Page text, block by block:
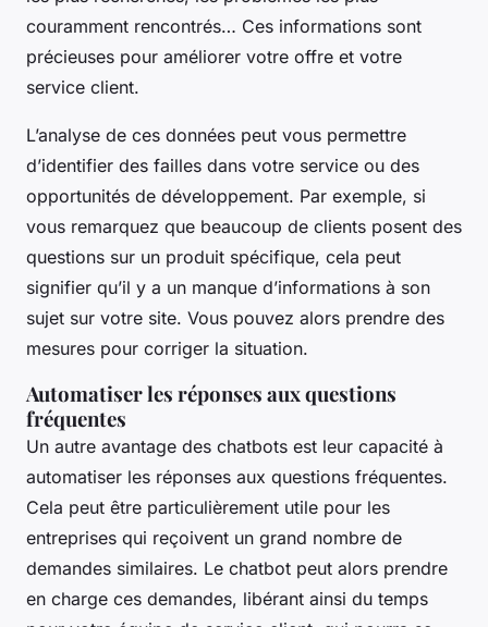
couramment rencontrés… Ces informations sont
précieuses pour améliorer votre offre et votre
service client.
L’analyse de ces données peut vous permettre
d’identifier des failles dans votre service ou des
opportunités de développement. Par exemple, si
vous remarquez que beaucoup de clients posent des
questions sur un produit spécifique, cela peut
signifier qu’il y a un manque d’informations à son
sujet sur votre site. Vous pouvez alors prendre des
mesures pour corriger la situation.
Automatiser les réponses aux questions
fréquentes
Un autre avantage des chatbots est leur capacité à
automatiser les réponses aux questions fréquentes.
Cela peut être particulièrement utile pour les
entreprises qui reçoivent un grand nombre de
demandes similaires. Le chatbot peut alors prendre
en charge ces demandes, libérant ainsi du temps